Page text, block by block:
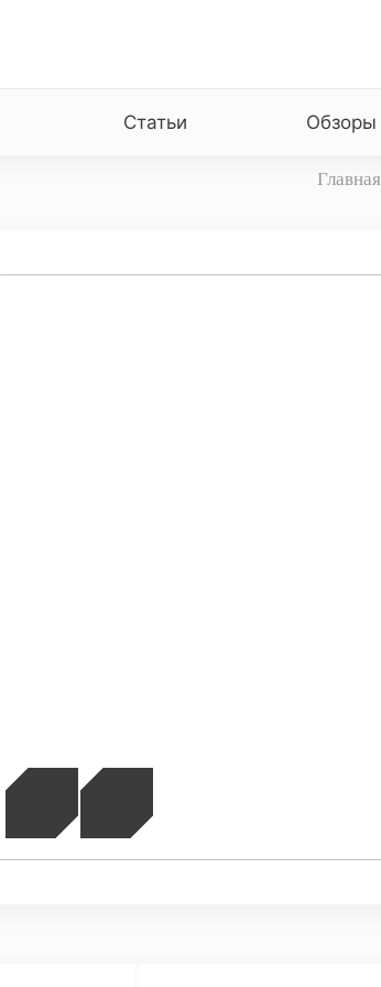
Статьи Обзоры
Главная